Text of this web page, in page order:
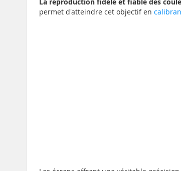
permet d'atteindre cet objectif en